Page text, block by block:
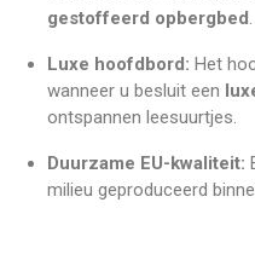
gestoffeerd opbergbed.
Luxe hoofdbord: Het
wanneer u besluit een
ontspannen leesuurtjes.
Duurzame EU-kwaliteit:
milieu geproduceerd